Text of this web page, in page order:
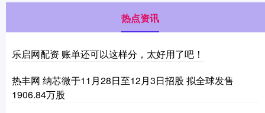
热点资讯
乐启网配资 账单还可以这样分，太好用了吧！
热丰网 纳芯微于11月28日至12月3日招股 拟全球发售
1906.84万股